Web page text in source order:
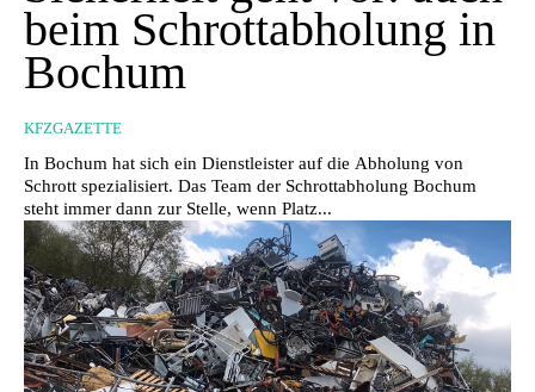
beim Schrottabholung in
Bochum
KFZGAZETTE
In Bochum hat sich ein Dienstleister auf die Abholung von
Schrott spezialisiert. Das Team der Schrottabholung Bochum
steht immer dann zur Stelle, wenn Platz...